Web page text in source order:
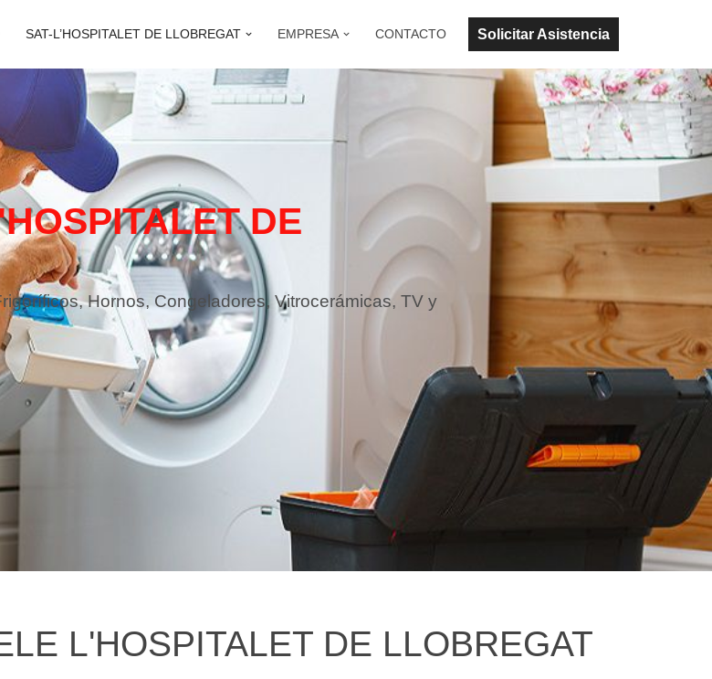
SAT-L’HOSPITALET DE LLOBREGAT EMPRESA CONTACTO Solicitar Asistencia
DE
Hornos, Congeladores, Vitrocerámicas, TV y
L'HOSPITALET DE LLOBREGAT